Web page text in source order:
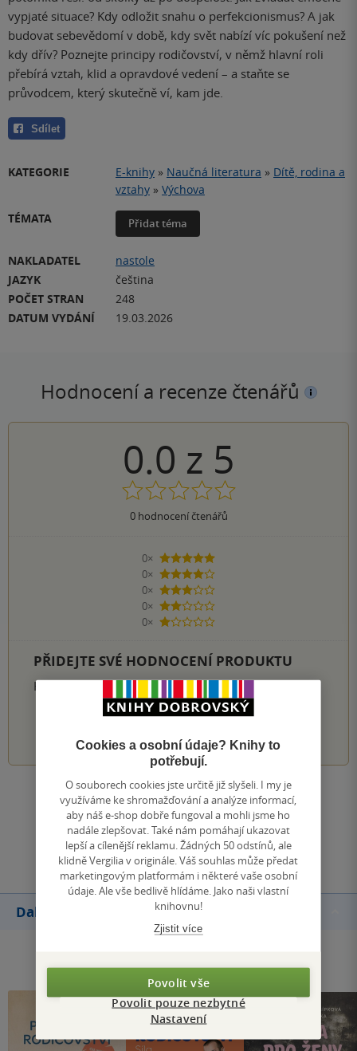
vypjaté situace? Kdy odložit snahu o perfekcionismus? A jak
budovat sebevědomí v době, kdy svět nabízí víc pokušení než
kdy dřív? Poznejte principy rodičovství, v němž hlavní roli
přebírá vztah, klid a opravdové vedení – a staňte se
průvodcem, který skutečně ví, kam jde.
Sdílet
KATEGORIE E-knihy » Naučná literatura » Dítě, rodina a
vztahy » Výchova
TÉMATA
Přidat téma
NAKLADATEL
nastole
JAZYK
čeština
POČET STRAN
248
DATUM VYDÁNÍ
19.03.2026
Hodnocení a recenze čtenářů
0.0 z 5
0hodnocení čtenářů
0×
5 hvězdiček
0×
4 hvězdičky
0×
3 hvězdičky
0×
2 hvězdičky
0×
1 hvezdička
PŘIDEJTE SVÉ HODNOCENÍ PRODUKTU
Hodnocení našich knihkupců: 0.0 z 5
Zobrazit všechna hodnocení
Přidat hodnocení
Další knihy autora
Cookies a osobní údaje? Knihy to
potřebují.
O souborech cookies jste určitě již slyšeli. I my je
využíváme ke shromažďování a analýze informací,
aby náš e-shop dobře fungoval a mohli jsme ho
nadále zlepšovat. Také nám pomáhají ukazovat
lepší a cílenější reklamu. Žádných 50 odstínů, ale
klidně Vergilia v originále. Váš souhlas může předat
marketingovým platformám i některé vaše osobní
údaje. Ale vše bedlivě hlídáme. Jako naši vlastní
knihovnu!
Zjistit více
Povolit vše
Povolit pouze nezbytné
Nastavení